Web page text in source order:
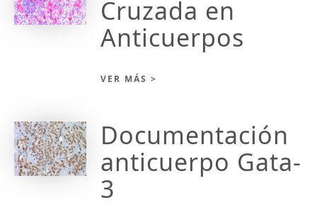
Cruzada en
Anticuerpos
VER MÁS >
Documentación
anticuerpo Gata-
3